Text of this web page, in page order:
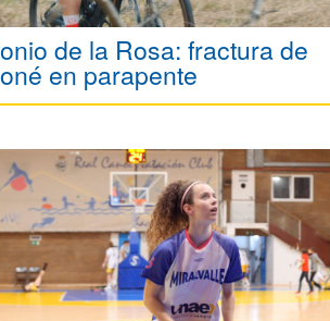
de la Rosa: fractura de
en parapente